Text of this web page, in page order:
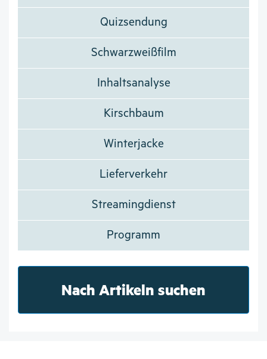
Quizsendung
Schwarzweißfilm
Inhaltsanalyse
Kirschbaum
Winterjacke
Lieferverkehr
Streamingdienst
Programm
Nach Artikeln suchen